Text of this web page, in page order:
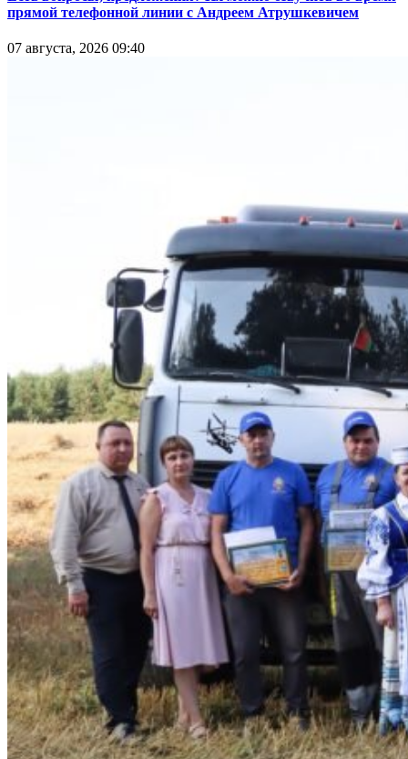
прямой телефонной линии с Андреем Атрушкевичем
07 августа, 2026 09:40